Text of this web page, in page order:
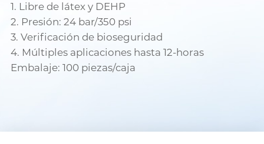
1. Libre de látex y DEHP
2. Presión: 24 bar/350 psi
3. Verificación de bioseguridad
4. Múltiples aplicaciones hasta 12-horas
Embalaje: 100 piezas/caja